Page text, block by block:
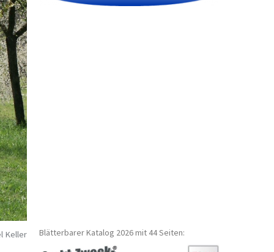
Keller Blätterbarer Katalog 2026 mit 44 Seiten: